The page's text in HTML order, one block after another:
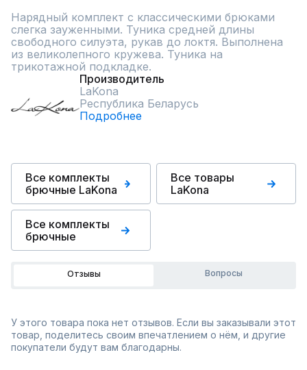
Нарядный комплект с классическими брюками
слегка зауженными. Туника средней длины
свободного силуэта, рукав до локтя. Выполнена
из великолепного кружева. Туника на
трикотажной подкладке.
Производитель
LaKona
Республика Беларусь
Подробнее
Все комплекты
брючные LaKona
Все товары
LaKona
Все комплекты
брючные
Отзывы Вопросы
У этого товара пока нет отзывов. Если вы заказывали этот
товар, поделитесь своим впечатлением о нём, и другие
покупатели будут вам благодарны.